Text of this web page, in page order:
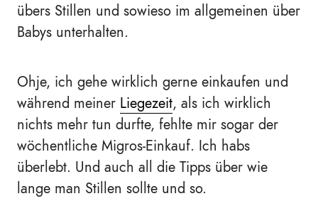
übers Stillen und sowieso im allgemeinen über
Babys unterhalten.
Ohje, ich gehe wirklich gerne einkaufen und
während meiner Liegezeit, als ich wirklich
nichts mehr tun durfte, fehlte mir sogar der
wöchentliche Migros-Einkauf. Ich habs
überlebt. Und auch all die Tipps über wie
lange man Stillen sollte und so.